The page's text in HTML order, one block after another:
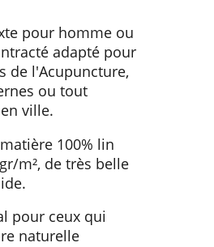
pour homme ou
adapté pour
de l'Acupuncture,
ou tout
ville.
100% lin
m², de très belle
pour ceux qui
naturelle